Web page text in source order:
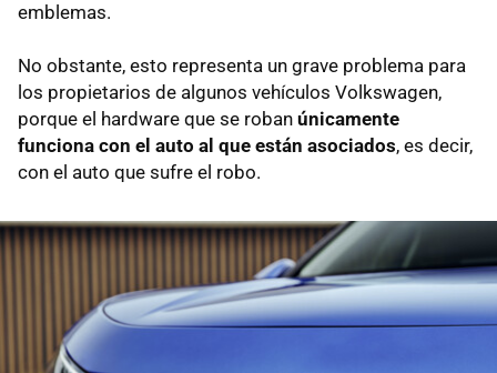
emblemas.
No obstante, esto representa un grave problema para
los propietarios de algunos vehículos Volkswagen,
porque el hardware que se roban únicamente
funciona con el auto al que están asociados, es decir,
con el auto que sufre el robo.